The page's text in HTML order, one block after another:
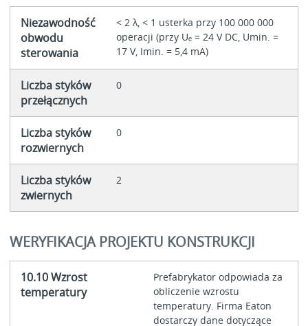
Niezawodność
obwodu
sterowania
< 2 λ, < 1 usterka przy 100 000 000
operacji (przy Uₑ = 24 V DC, Umin. =
17 V, Imin. = 5,4 mA)
Liczba styków
przełącznych
0
Liczba styków
rozwiernych
0
Liczba styków
zwiernych
2
WERYFIKACJA PROJEKTU KONSTRUKCJI
10.10 Wzrost
temperatury
Prefabrykator odpowiada za
obliczenie wzrostu
temperatury. Firma Eaton
dostarczy dane dotyczące